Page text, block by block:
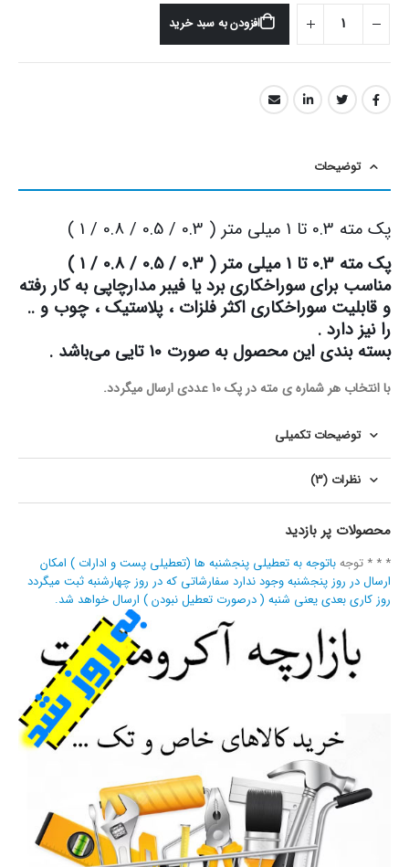
افزودن به سبد خرید
توضیحات
پک مته 0.3 تا 1 میلی متر ( 0.3 / 0.5 / 0.8 / 1 )
پک مته 0.3 تا 1 میلی متر ( 0.3 / 0.5 / 0.8 / 1 )
مناسب برای سوراخکاری برد یا فیبر مدارچاپی به کار رفته
و قابلیت سوراخکاری اکثر فلزات ، پلاستیک ، چوب و ..
را نیز دارد .
بسته بندی این محصول به صورت 10 تایی می‌باشد .
با انتخاب هر شماره ی مته در پک 10 عددی ارسال میگردد.
توضیحات تکمیلی
نظرات (3)
محصولات پر بازدید
* * * توجهباتوجه به تعطیلی پنجشنبه ها (تعطیلی پست و ادارات ) امکان
ارسال در روز پنجشنبه وجود ندارد سفارشاتی که در روز چهارشنبه ثبت میگردد
روز کاری بعدی یعنی شنبه ( درصورت تعطیل نبودن ) ارسال خواهد شد.